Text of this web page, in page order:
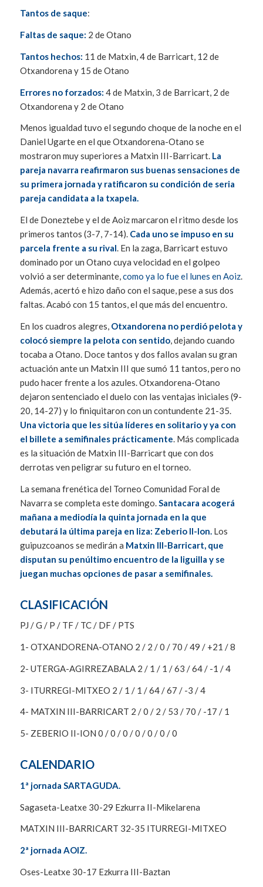
Tantos de saque:
Faltas de saque: 2 de Otano
Tantos hechos: 11 de Matxin, 4 de Barricart, 12 de
Otxandorena y 15 de Otano
Errores no forzados: 4 de Matxin, 3 de Barricart, 2 de
Otxandorena y 2 de Otano
Menos igualdad tuvo el segundo choque de la noche en el
Daniel Ugarte en el que Otxandorena-Otano se
mostraron muy superiores a Matxin III-Barricart. La
pareja navarra reafirmaron sus buenas sensaciones de
su primera jornada y ratificaron su condición de seria
pareja candidata a la txapela.
El de Doneztebe y el de Aoiz marcaron el ritmo desde los
primeros tantos (3-7, 7-14). Cada uno se impuso en su
parcela frente a su rival. En la zaga, Barricart estuvo
dominado por un Otano cuya velocidad en el golpeo
volvió a ser determinante,como ya lo fue el lunes en Aoiz.
Además, acertó e hizo daño con el saque, pese a sus dos
faltas. Acabó con 15 tantos, el que más del encuentro.
En los cuadros alegres, Otxandorena no perdió pelota y
colocó siempre la pelota con sentido, dejando cuando
tocaba a Otano. Doce tantos y dos fallos avalan su gran
actuación ante un Matxin III que sumó 11 tantos, pero no
pudo hacer frente a los azules. Otxandorena-Otano
dejaron sentenciado el duelo con las ventajas iniciales (9-
20, 14-27) y lo finiquitaron con un contundente 21-35.
Una victoria que les sitúa líderes en solitario y ya con
el billete a semifinales prácticamente. Más complicada
es la situación de Matxin III-Barricart que con dos
derrotas ven peligrar su futuro en el torneo.
La semana frenética del Torneo Comunidad Foral de
Navarra se completa este domingo. Santacara acogerá
mañana a mediodía la quinta jornada en la que
debutará la última pareja en liza: Zeberio II-Ion. Los
guipuzcoanos se medirán a Matxin III-Barricart, que
disputan su penúltimo encuentro de la liguilla y se
juegan muchas opciones de pasar a semifinales.
CLASIFICACIÓN
PJ / G / P / TF / TC / DF / PTS
1- OTXANDORENA-OTANO 2 / 2 / 0 / 70 / 49 / +21 / 8
2- UTERGA-AGIRREZABALA 2 / 1 / 1 / 63 / 64 / -1 / 4
3- ITURREGI-MITXEO 2 / 1 / 1 / 64 / 67 / -3 / 4
4- MATXIN III-BARRICART 2 / 0 / 2 / 53 / 70 / -17 / 1
5- ZEBERIO II-ION 0 / 0 / 0 / 0 / 0 / 0 / 0
CALENDARIO
1ª jornada SARTAGUDA.
Sagaseta-Leatxe 30-29 Ezkurra II-Mikelarena
MATXIN III-BARRICART 32-35 ITURREGI-MITXEO
2ª jornada AOIZ.
Oses-Leatxe 30-17 Ezkurra III-Baztan